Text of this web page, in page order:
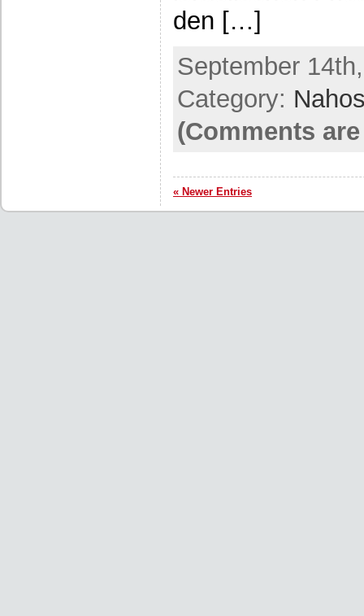
den […]
September
Category:
(Comments
« Newer Entries